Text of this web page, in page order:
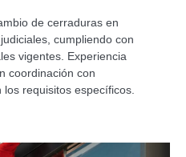
de cerraduras en
cumpliendo con
vigentes. Experiencia
coordinación con
requisitos específicos.